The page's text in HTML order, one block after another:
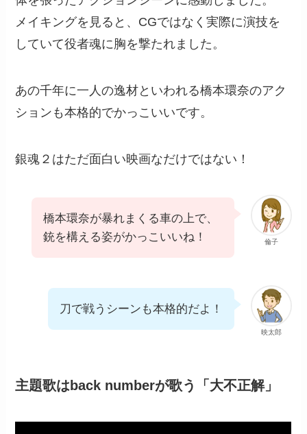
メイキングを見ると、CGではなく実際に演技を
していて役者魂に胸を撃たれました。
あの千年に一人の逸材といわれる橋本環奈のアク
ションも本格的でかっこいいです。
銀魂２はただ面白い映画なだけではない！
倫子
橋本環奈が暴れまくる車の上で、
銃を構える姿がかっこいいね！
映太郎
刀で戦うシーンも本格的だよ！
主題歌はback numberが歌う「大不正解」